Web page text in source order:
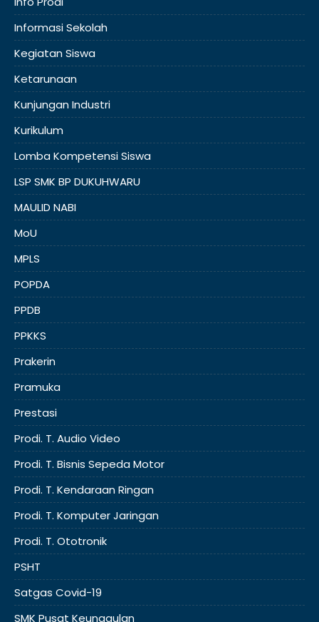
Informasi Sekolah
Kegiatan Siswa
Ketarunaan
Kunjungan Industri
Kurikulum
Lomba Kompetensi Siswa
LSP SMK BP DUKUHWARU
MAULID NABI
MoU
MPLS
POPDA
PPDB
PPKKS
Prakerin
Pramuka
Prestasi
Prodi. T. Audio Video
Prodi. T. Bisnis Sepeda Motor
Prodi. T. Kendaraan Ringan
Prodi. T. Komputer Jaringan
Prodi. T. Ototronik
PSHT
Satgas Covid-19
SMK Pusat Keunggulan